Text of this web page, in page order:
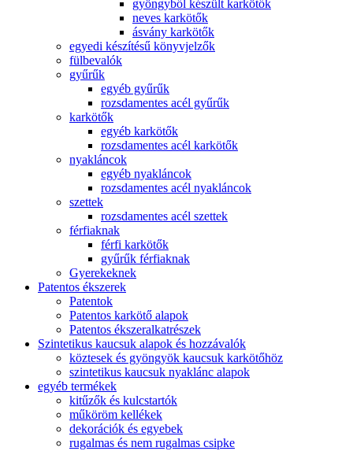
gyöngyből készült karkötők
neves karkötők
ásvány karkötők
egyedi készítésű könyvjelzők
fülbevalók
gyűrűk
egyéb gyűrűk
rozsdamentes acél gyűrűk
karkötők
egyéb karkötők
rozsdamentes acél karkötők
nyakláncok
egyéb nyakláncok
rozsdamentes acél nyakláncok
szettek
rozsdamentes acél szettek
férfiaknak
férfi karkötők
gyűrűk férfiaknak
Gyerekeknek
Patentos ékszerek
Patentok
Patentos karkötő alapok
Patentos ékszeralkatrészek
Szintetikus kaucsuk alapok és hozzávalók
köztesek és gyöngyök kaucsuk karkötőhöz
szintetikus kaucsuk nyaklánc alapok
egyéb termékek
kitűzők és kulcstartók
műköröm kellékek
dekorációk és egyebek
rugalmas és nem rugalmas csipke